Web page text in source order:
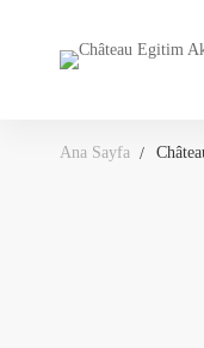
Ana Sayfa